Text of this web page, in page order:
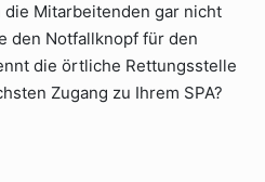
Mitarbeitenden gar nicht
den Notfallknopf für den
die örtliche Rettungsstelle
Zugang zu Ihrem SPA?